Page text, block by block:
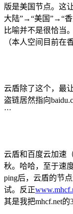
版是美国节点。这
大陆”→“美国”→“
比喻并不是很恰当
（本人空间目前在
云盾除了这个，最
盗链居然指向
···
云盾和百度云加速
秋。哈哈，至于速
ping后，云盾的节
试。反正
其是我把mhcf.net的